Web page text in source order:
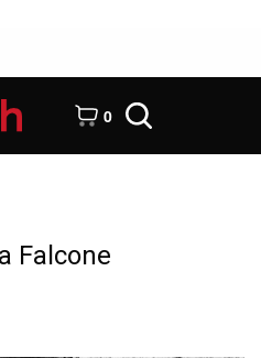
0
Falcone